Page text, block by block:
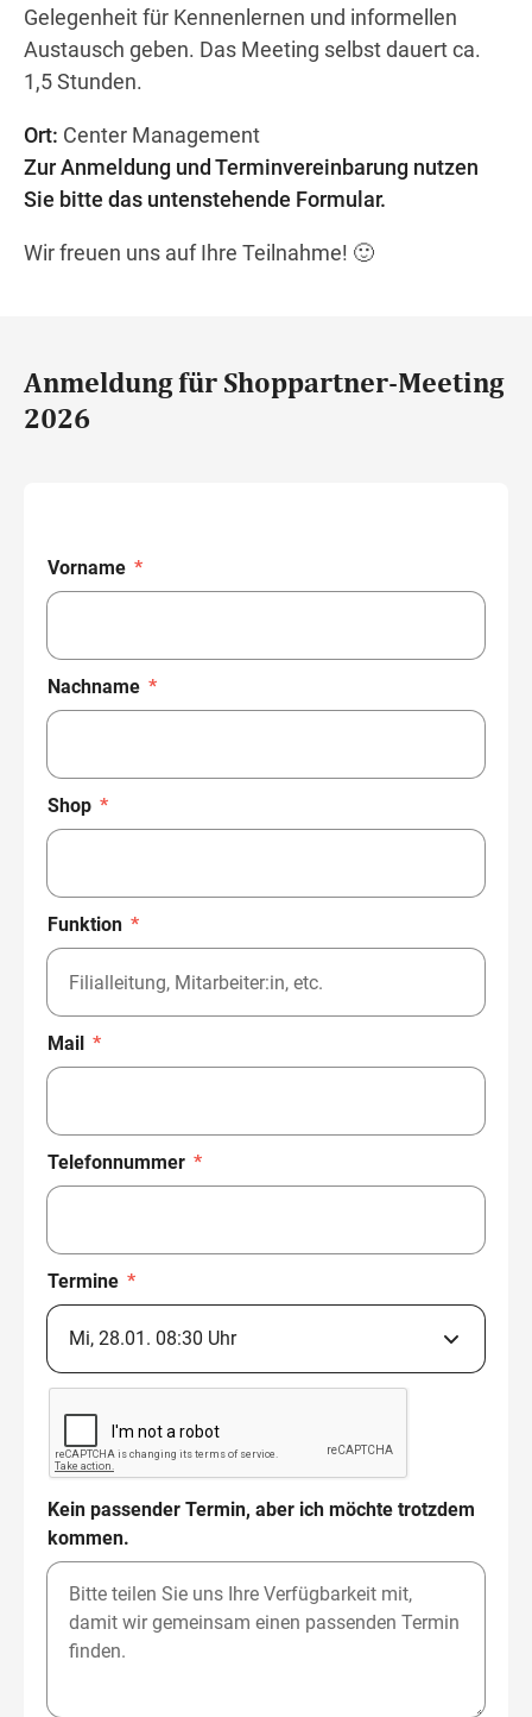
Gelegenheit für Kennenlernen und informellen
Austausch geben. Das Meeting selbst dauert ca.
1,5 Stunden.
Ort: Center Management
Zur Anmeldung und Terminvereinbarung nutzen
Sie bitte das untenstehende Formular.
Wir freuen uns auf Ihre Teilnahme! 🙂
Anmeldung für Shoppartner-Meeting
2026
Vorname *
Nachname *
Shop *
Funktion *
Mail *
Telefonnummer *
Termine *
Kein passender Termin, aber ich möchte trotzdem
kommen.